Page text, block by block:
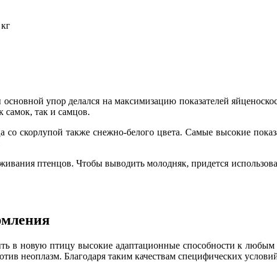
упор делался на максимизацию показателей
самок, так и самцов.
скорлупой также снежно-белого цвета. Самые высокие
птенцов. Чтобы выводить молодняк, придется
в новую птицу высокие адаптационные способности к
неоплазм. Благодаря таким качествам специфических